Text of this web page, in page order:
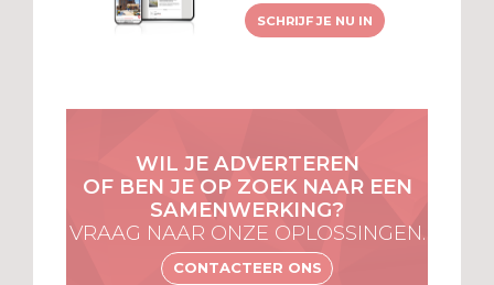
SCHRIJF JE NU IN
WIL JE ADVERTEREN
OF BEN JE OP ZOEK NAAR EEN
SAMENWERKING?
VRAAG NAAR ONZE OPLOSSINGEN.
CONTACTEER ONS